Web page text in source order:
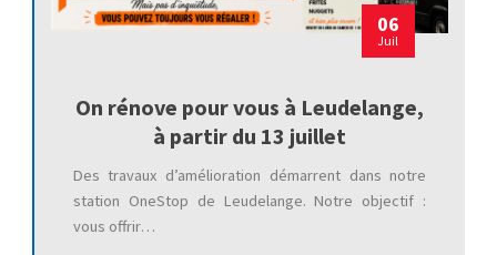
06
Juil
On rénove pour vous à Leudelange,
à partir du 13 juillet
Des travaux d’amélioration démarrent dans notre
station OneStop de Leudelange. Notre objectif :
vous offrir…